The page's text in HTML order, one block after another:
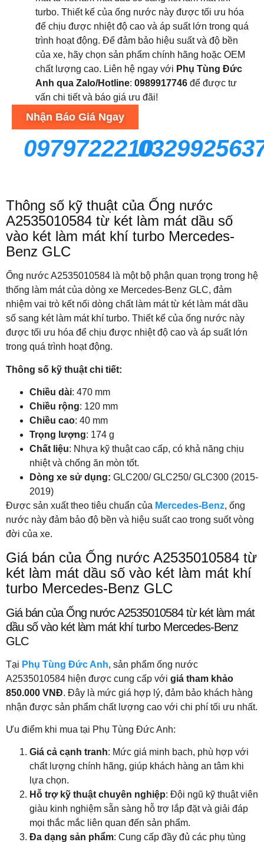
turbo. Thiết kế của ống nước này được tối ưu hóa
để chịu được nhiệt độ cao và áp suất lớn trong quá
trình hoạt động. Để đảm bảo hiệu suất và độ bền
của xe, hãy chọn sản phẩm chính hãng hoặc OEM
chất lượng cao. Liên hệ ngay với Phụ Tùng Đức
Anh qua Zalo/Hotline: 0989917746 để được tư
vấn chi tiết và báo giá ưu đãi!
Nhận Báo Giá Ngay
0979722210
Thông số kỹ thuật của Ống nước
A2535010584 từ két làm mát dầu số
vào két làm mát khí turbo Mercedes-
Benz GLC
Ống nước A2535010584 là một bộ phận quan trọng trong hệ
thống làm mát của dòng xe Mercedes-Benz GLC, đảm
nhiệm vai trò kết nối dòng chất làm mát từ két làm mát dầu
số sang két làm mát khí turbo. Thiết kế của ống nước này
được tối ưu hóa để chịu được nhiệt độ cao và áp suất lớn
trong quá trình hoạt động.
Thông số kỹ thuật chi tiết:
Chiều dài: 470 mm
Chiều rộng: 120 mm
Chiều cao: 40 mm
Trọng lượng: 174 g
Chất liệu: Nhựa kỹ thuật cao cấp, có khả năng chịu
nhiệt và chống ăn mòn tốt.
Dòng xe sử dụng: GLC200/ GLC250/ GLC300 (2015-
2019)
Được sản xuất theo tiêu chuẩn của Mercedes-Benz, ống
nước này đảm bảo độ bền và hiệu suất cao trong suốt vòng
đời của xe.
Giá bán của Ống nước A2535010584 từ
két làm mát dầu số vào két làm mát khí
turbo Mercedes-Benz GLC
Giá bán của Ống nước A2535010584 từ két làm mát
dầu số vào két làm mát khí turbo Mercedes-Benz
GLC
Tại Phụ Tùng Đức Anh, sản phẩm ống nước
A2535010584 hiện được cung cấp với giá tham khảo
850.000 VNĐ. Đây là mức giá hợp lý, đảm bảo khách hàng
nhận được sản phẩm chất lượng cao với chi phí tối ưu nhất.
Ưu điểm khi mua tại Phụ Tùng Đức Anh:
Giá cả cạnh tranh: Mức giá minh bạch, phù hợp với
chất lượng chính hãng, giúp khách hàng an tâm khi
lựa chọn.
Hỗ trợ kỹ thuật chuyên nghiệp: Đội ngũ kỹ thuật viên
giàu kinh nghiệm sẵn sàng hỗ trợ lắp đặt và giải đáp
mọi thắc mắc liên quan đến sản phẩm.
Đa dạng sản phẩm: Cung cấp đầy đủ các phụ tùng